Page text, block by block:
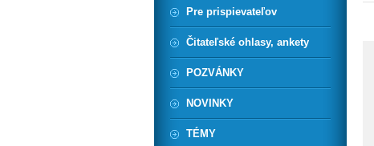
Pre prispievateľov
Čitateľské ohlasy, ankety
POZVÁNKY
NOVINKY
TÉMY